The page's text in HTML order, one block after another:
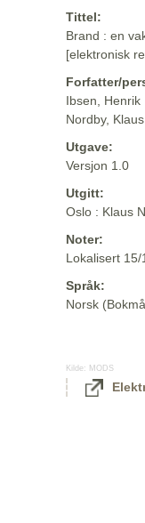
Tittel:
Brand : en
[elektronisk
Forfatter/
Ibsen, Henrik
Nordby, Klaus
Utgave:
Versjon 1.0
Utgitt:
Oslo : Klaus
Noter:
Lokalisert
Språk:
Norsk
Kilde: MODS